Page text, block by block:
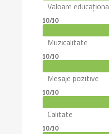
Valoare
10/10
Muzicalitate
10/10
Mesaje pozitive
10/10
Calitate
10/10